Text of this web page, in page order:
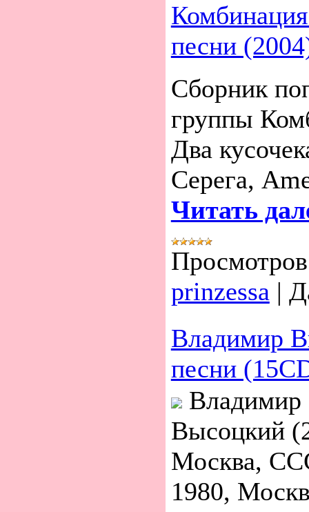
песни
Сборник
группы
Два
Серега,
Читать
prinzessa |
Владимир
песни
Владимир
Высоцкий
Москва,
1980,